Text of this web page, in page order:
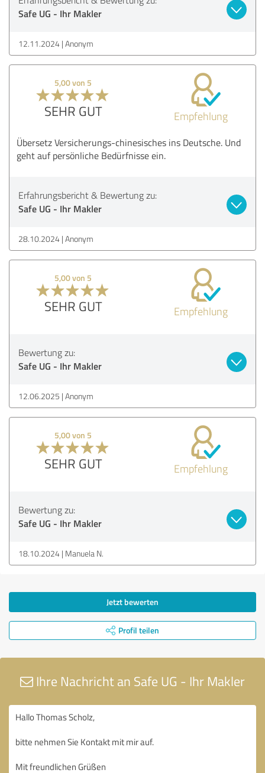
Safe UG - Ihr Makler
12.11.2024 Anonym
5,00 von 5
SEHR GUT Empfehlung
Übersetz Versicherungs-chinesisches ins Deutsche. Und
geht auf persönliche Bedürfnisse ein.
Erfahrungsbericht & Bewertung zu:
Safe UG - Ihr Makler
28.10.2024 Anonym
5,00 von 5
SEHR GUT Empfehlung
Bewertung zu:
Safe UG - Ihr Makler
12.06.2025 Anonym
5,00 von 5
SEHR GUT Empfehlung
Bewertung zu:
Safe UG - Ihr Makler
18.10.2024 Manuela N.
Jetzt bewerten
Profil teilen
Ihre Nachricht an Safe UG - Ihr Makler